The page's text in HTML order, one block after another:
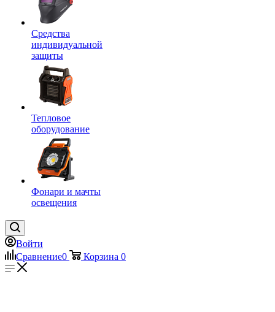
Средства
индивидуальной
защиты
Тепловое
оборудование
Фонари и мачты
освещения
Войти
Сравнение0 Корзина 0